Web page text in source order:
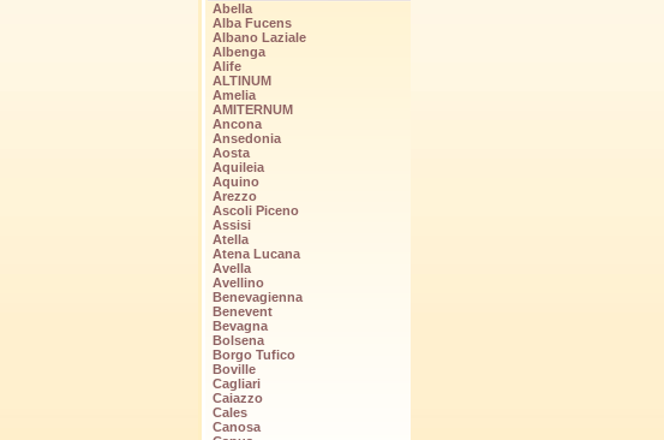
Abella
Alba Fucens
Albano Laziale
Albenga
Alife
ALTINUM
Amelia
AMITERNUM
Ancona
Ansedonia
Aosta
Aquileia
Aquino
Arezzo
Ascoli Piceno
Assisi
Atella
Atena Lucana
Avella
Avellino
Benevagienna
Benevent
Bevagna
Bolsena
Borgo Tufico
Boville
Cagliari
Caiazzo
Cales
Canosa